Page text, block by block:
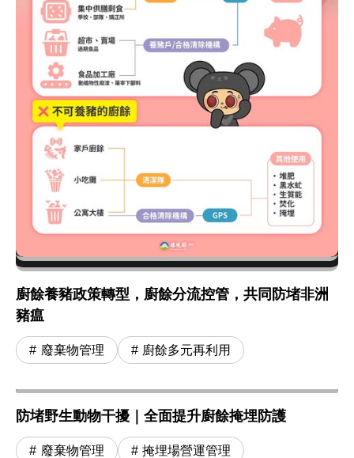
廚餘養豬政策轉型，廚餘分流控管，共同防堵非洲
豬瘟
廢棄物管理 廚餘多元再利用
防堵野生動物干擾｜全面提升廚餘掩埋防護
廢棄物管理 掩埋場營運管理